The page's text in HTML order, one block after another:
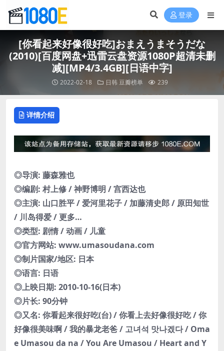
登录
[你看起来好像很好吃]おまえうまそうだな
(2010)[百度网盘+迅雷云盘资源1080P超清未删
减][MP4/3.4GB][日语中字]
2022-02-18 日韩豆瓣榜单 239
详情介绍
◎导演: 藤森雅也
◎编剧: 村上修 / 神野博明 / 宫西达也
◎主演: 山口胜平 / 爱河里花子 / 加藤清史郎 / 原田知世
/ 川岛得爱 / 更多…
◎类型: 剧情 / 动画 / 儿童
◎官方网站: www.umasoudana.com
◎制片国家/地区: 日本
◎语言: 日语
◎上映日期: 2010-10-16(日本)
◎片长: 90分钟
◎又名: 你看起来很好吃(台) / 你看上去好像很好吃 / 你
好像很美味啊 / 我的暴龙老爸 / 고녀석 맛나겠다 / Oma
e Umasou da na / You Are Umasou / Heart and Y